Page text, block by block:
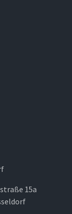
15a